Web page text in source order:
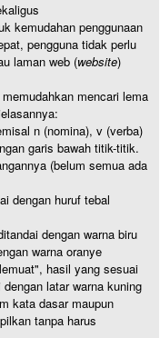
kemudahan penggunaan
pengguna tidak perlu
laman web (website)
mencari lema
n (nomina), v (verba)
garis bawah titik-titik.
(belum semua ada
dengan huruf tebal
dengan warna biru
warna oranye
hasil yang sesuai
latar warna kuning
kata dasar maupun
tanpa harus